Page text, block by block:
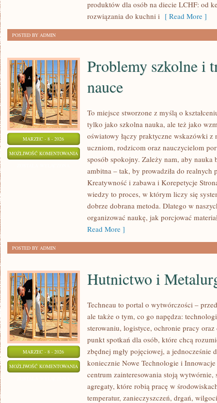
produktów dla osób na diecie LCHF: od
rozwiązania do kuchni i [ Read More ]
POSTED BY ADMIN
MARZEC - 8 - 2026
MOŻLIWOŚĆ KOMENTOWANIA
SZKOLNE
TRUDNOŚCI
Problemy szkolne i
nauce
To miejsce stworzone z myślą o
tylko jako szkolna nauka, ale też jako
oświatowy łączy praktyczne wskazówki z
uczniom, rodzicom oraz nauczycielom
sposób spokojny. Zależy nam, aby nauka
ambitna – tak, by prowadziła do realnych
Kreatywność i zabawa i Korepetycje
wiedzy to proces, w którym liczy się
dobrze dobrana metoda. Dlatego w
organizować naukę, jak porcjować
Read More ]
POSTED BY ADMIN
MARZEC - 8 - 2026
MOŻLIWOŚĆ KOMENTOWANIA HUTNICTWO
METALURGIA
Hutnictwo i
Techneau to portal o wytwórczości –
ale także o tym, co go napędza:
sterowaniu, logistyce, ochronie pracy
punkt spotkań dla osób, które chcą
zbędnej mgły pojęciowej, a jednocześnie
koniecznie Nowe Technologie i
centrum zainteresowania stoją wytwórnie,
agregaty, które robią pracę w
temperatur, zanieczyszczeń, drgań,